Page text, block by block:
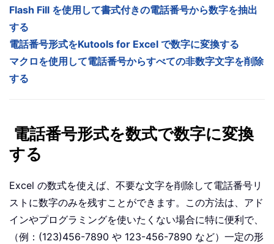
Flash Fill を使用して書式付きの電話番号から数字を抽出
する
電話番号形式をKutools for Excel で数字に変換する
マクロを使用して電話番号からすべての非数字文字を削除
する
電話番号形式を数式で数字に変換
する
Excel の数式を使えば、不要な文字を削除して電話番号リ
ストに数字のみを残すことができます。この方法は、アド
インやプログラミングを使いたくない場合に特に便利で、
（例：(123)456-7890 や 123-456-7890 など）一定の形